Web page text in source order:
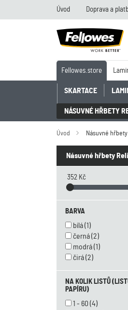
Úvod Doprava a
Fellowes.store
SKARTACE
NÁSUVNÉ HŘBETY
Úvod Násuvné
Násuvné hřbety
352 Kč
BARVA
bílá(1)
černá(2)
modrá(1)
čirá(2)
NA KOLIK LISTŮ
PAPÍRU)
1 - 60 (4)